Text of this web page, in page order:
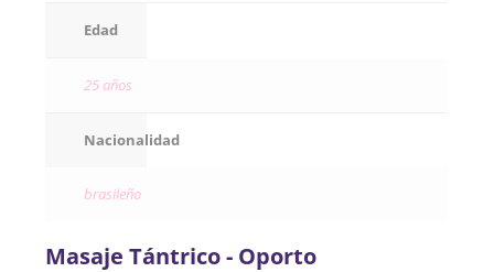
Edad
25 años
Nacionalidad
brasileño
Masaje Tántrico - Oporto